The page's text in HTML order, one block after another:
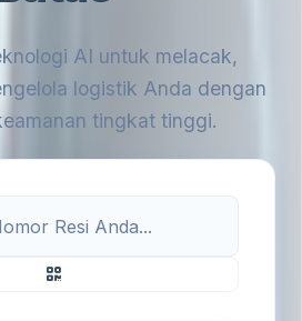
AI untuk melacak,
logistik Anda dengan
tingkat tinggi.